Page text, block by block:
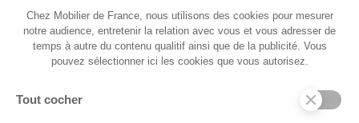
Chez Mobilier de France, nous utilisons des cookies pour mesurer
notre audience, entretenir la relation avec vous et vous adresser de
temps à autre du contenu qualitif ainsi que de la publicité. Vous
pouvez sélectionner ici les cookies que vous autorisez.
Tout cocher
QUI SOMMES-NOUS
SERVICES ET PARTENAIRES